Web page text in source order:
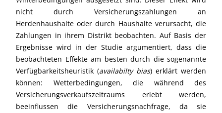
nicht durch Versicherungszahlungen an
Herdenhaushalte oder durch Haushalte verursacht, die
Zahlungen in ihrem Distrikt beobachten. Auf Basis der
Ergebnisse wird in der Studie argumentiert, dass die
beobachteten Effekte am besten durch die sogenannte
Verfügbarkeitsheuristik (availabilty bias) erklärt werden
können: Wetterbedingungen, die während des
Versicherungsverkaufszeitraums erlebt werden,
beeinflussen die Versicherungsnachfrage, da sie